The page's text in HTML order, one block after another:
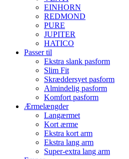
EINHORN
REDMOND
PURE
JUPITER
HATICO
Passer til
Ekstra slank pasform
Slim Fit
Skræddersyet pasform
Almindelig pasform
Komfort pasform
Ærmelængder
Langærmet
Kort ærme
Ekstra kort arm
Ekstra lang arm
Super-extra lang arm